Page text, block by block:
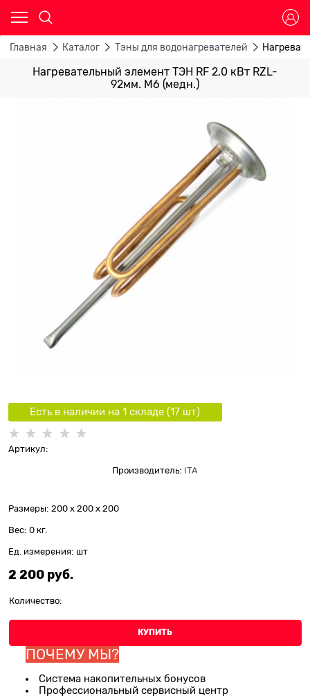
Главная Каталог Тэны для водонагревателей
Нагревательный элемент ТЭН RF 2,0 кВт RZL-
92мм. М6 (медн.)
Есть в наличии на 1 складe (17 шт)
Артикул:
Производитель: ITA
Размеры: 200 x 200 x 200
Вес: 0 кг.
Ед. измерения: шт
2 200 руб.
Количество:
КУПИТЬ
ПОЧЕМУ МЫ?
Система накопительных бонусов
Профессиональный сервисный центр